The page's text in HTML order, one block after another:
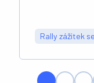
Rally zážitek